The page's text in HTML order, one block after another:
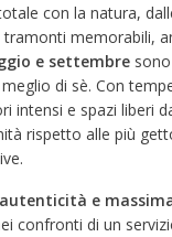
con la natura,
memorabili,
e settembre
meglio di sè. Con
intensi e spazi liberi
rispetto alle più
e
confronti di un